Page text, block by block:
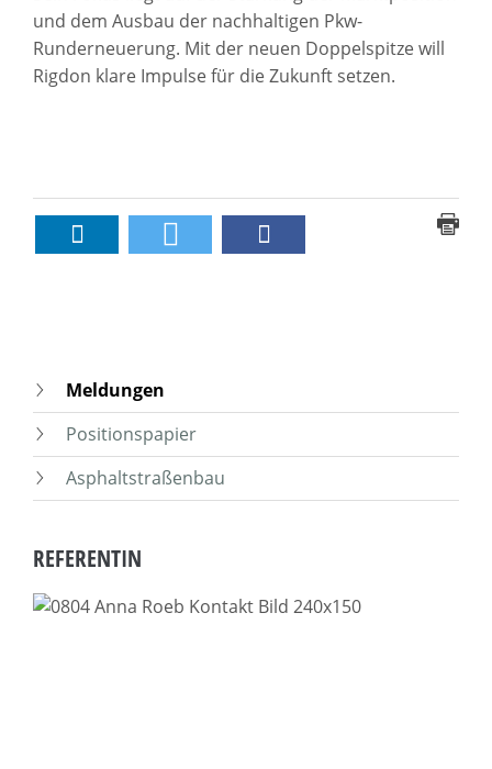
und dem Ausbau der nachhaltigen Pkw-
Runderneuerung. Mit der neuen Doppelspitze will
Rigdon klare Impulse für die Zukunft setzen.
Meldungen
Positionspapier
Asphaltstraßenbau
REFERENTIN